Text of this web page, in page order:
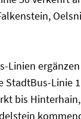
Linien
StadtBus-Linie
bis